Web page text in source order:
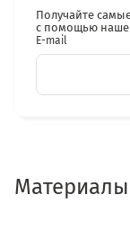
Получайте
с помощью
E-mail